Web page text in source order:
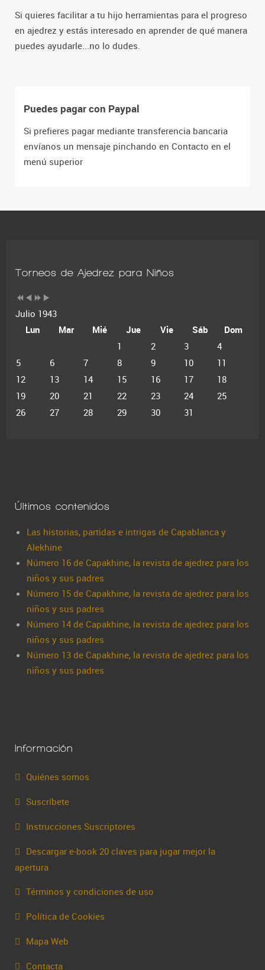
Si quieres facilitar a tu hijo herramientas para el progreso
en ajedrez y estás interesado en aprender de qué manera
puedes ayudarle...no lo dudes.
Puedes pagar con Paypal
Si prefieres pagar mediante transferencia bancaria
envíanos un mensaje pinchando en Contacto en el
menú superior
Torneos de Ajedrez para Niños
Julio 1943
Lun
Mar Mié Jue Vie Sáb
Dom
1
2 3
4
5
6 7 8 9 10
11
12
13 14 15 16 17
18
19
20 21 22 23 24
25
26
27 28 29 30 31
Últimos contenidos
Las historias, partidas e intrigas de Capablanca y
Alekhine
Número 16 de Capakhine, la revista de ajedrez para los
niños y sus padres
Número 15 de Capakhine, la revista de ajedrez para los
niños y sus padres
Número 14 de Capakhine, la revista de ajedrez para los
niños y sus padres
Número 13 de Capakhine, la revista de ajedrez para los
niños y sus padres
Información
Quiénes somos
Suscríbete
Instrucciones Suscriptores
Descargar e-book 20 claves para jugar mejor la
apertura
Términos y condiciones de uso
Política de Cookies
Mapa Web
Contacta